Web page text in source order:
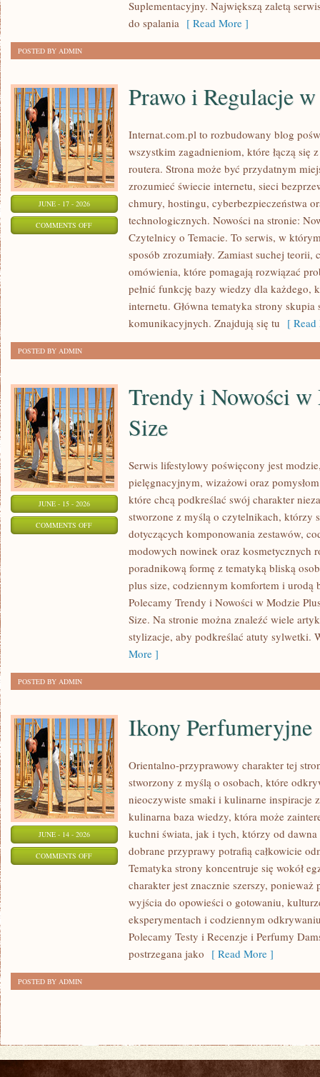
Suplementacyjny. Największą zaletą
do spalania [ Read More ]
POSTED BY ADMIN
JUNE - 17 - 2026
COMMENTS OFFON
REGULACJE
Prawo i Regulacje
Internat.com.pl to rozbudowany blog
wszystkim zagadnieniom, które łączą się
routera. Strona może być przydatnym
zrozumieć świecie internetu, sieci
chmury, hostingu, cyberbezpieczeństwa
technologicznych. Nowości na stronie:
Czytelnicy o Temacie. To serwis, w
sposób zrozumiały. Zamiast suchej
omówienia, które pomagają rozwiązać
pełnić funkcję bazy wiedzy dla każdego,
internetu. Główna tematyka strony skupia
komunikacyjnych. Znajdują się tu [
POSTED BY ADMIN
JUNE - 15 - 2026
COMMENTS OFFON
Trendy i Nowości w
Size
Serwis lifestylowy poświęcony jest
pielęgnacyjnym, wizażowi oraz
które chcą podkreślać swój charakter
stworzone z myślą o czytelnikach, którzy
dotyczących komponowania zestawów,
modowych nowinek oraz kosmetycznych
poradnikową formę z tematyką bliską
plus size, codziennym komfortem i urodą
Polecamy Trendy i Nowości w Modzie
Size. Na stronie można znaleźć wiele
stylizacje, aby podkreślać atuty sylwetki.
More ]
POSTED BY ADMIN
JUNE - 14 - 2026
COMMENTS OFFON
PERFUMERYJNE
Ikony Perfumeryjne
Orientalno-przyprawowy charakter tej
stworzony z myślą o osobach, które
nieoczywiste smaki i kulinarne inspiracje
kulinarna baza wiedzy, która może
kuchni świata, jak i tych, którzy od
dobrane przyprawy potrafią całkowicie
Tematyka strony koncentruje się wokół
charakter jest znacznie szerszy,
wyjścia do opowieści o gotowaniu,
eksperymentach i codziennym
Polecamy Testy i Recenzje i Perfumy
postrzegana jako [ Read More ]
POSTED BY ADMIN